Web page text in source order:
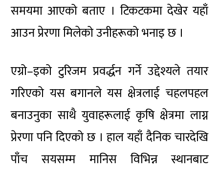
समयमा आएको बताए । टिकटकमा देखेर यहाँ
आउन प्रेरणा मिलेको उनीहरूको भनाइ छ ।
एग्रो–इको टुरिजम प्रवर्द्धन गर्ने उद्देश्यले तयार
गरिएको यस बगानले यस क्षेत्रलाई चहलपहल
बनाउनुका साथै युवाहरूलाई कृषि क्षेत्रमा लाग्न
प्रेरणा पनि दिएको छ । हाल यहाँ दैनिक चारदेखि
पाँच सयसम्म मानिस विभिन्न स्थानबाट